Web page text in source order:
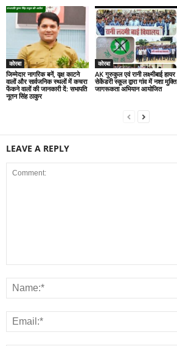
कोरबा
जिम्मेदार नागरिक बनें, वृक्ष काटने
वालों और सार्वजनिक स्थलों में कचरा
फेंकने वालों की जानकारी दें: सभापति
नूतन सिंह ठाकुर
कोरबा
AK गुरुकुल एवं रानी लक्ष्मीबाई हायर
सेकेंडरी स्कूल द्वारा गांव में नशा मुक्ति
जागरूकता अभियान आयोजित
LEAVE A REPLY